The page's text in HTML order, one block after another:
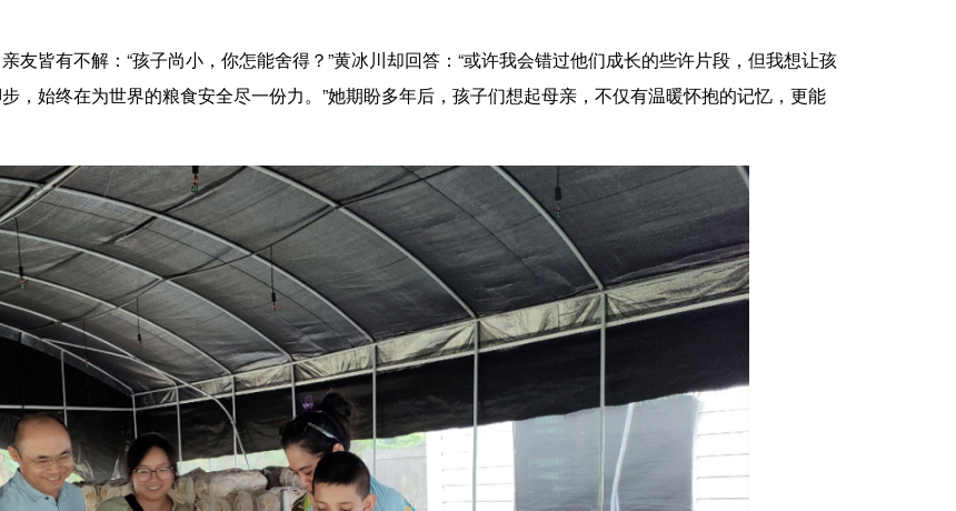
有不解：“孩子尚小，你怎能舍得？”黄冰川却回答：“或许我会错过他们成长的些许片段，但我想让孩
，始终在为世界的粮食安全尽一份力。”她期盼多年后，孩子们想起母亲，不仅有温暖怀抱的记忆，更能